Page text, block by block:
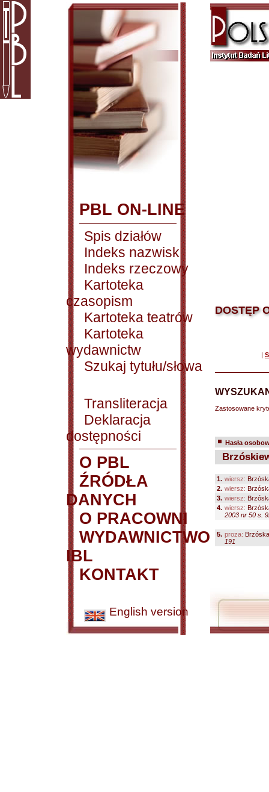
PBL ON-LINE
Spis działów
Indeks nazwisk
Indeks rzeczowy
Kartoteka
czasopism
Kartoteka teatrów
Kartoteka
wydawnictw
Szukaj tytułu/słowa
Transliteracja
Deklaracja
dostępności
O PBL
ŹRÓDŁA
DANYCH
O PRACOWNI
WYDAWNICTWO
IBL
KONTAKT
English version
DOSTĘP
|
Zastosowane
Hasła
1. wiersz:
2. wiersz:
3. wiersz:
4. wiersz:
2003 nr 50 s.
5. proza:
191